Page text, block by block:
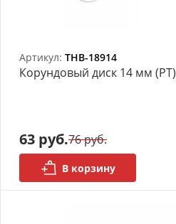
Артикул: THB-18914
Корундовый диск 14 мм (РТ)
63 руб.76 руб.
В корзину